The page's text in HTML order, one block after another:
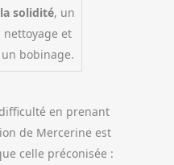
la solidité, un
nettoyage et
un bobinage.
en prenant
de Mercerine est
celle préconisée :